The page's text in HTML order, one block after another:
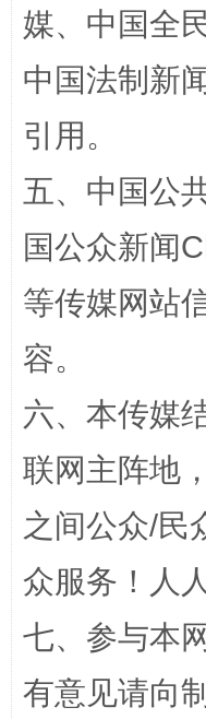
招工难、用
网上购药对药
这是一记
媒、中国全
中国法制新
引用。
五、中国公
国公众新闻
等传媒网站
容。
六、本传媒
联网主阵地
之间公众/民
众服务！人
七、参与本
有意见请向